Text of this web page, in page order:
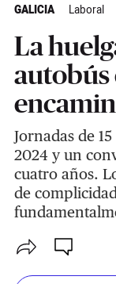
GALICIA Laboral
La
autobús
Jornadas de
2024 y un
cuatro años.
de